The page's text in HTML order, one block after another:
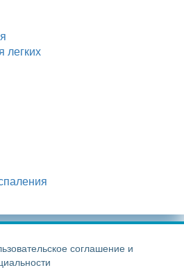
легких
соглашение и